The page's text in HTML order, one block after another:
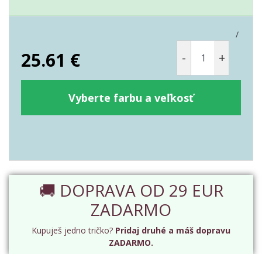
/
25.61 € - +
Vyberte farbu a veľkosť
🚚 DOPRAVA OD 29 EUR
ZADARMO
Kupuješ jedno tričko? Pridaj druhé a máš dopravu
ZADARMO.